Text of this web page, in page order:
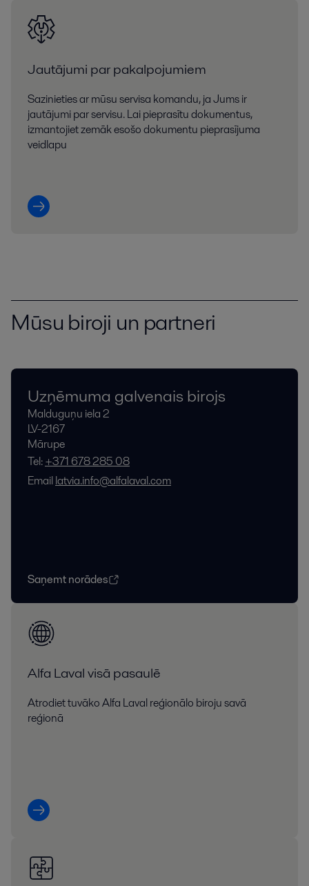
Jautājumi par pakalpojumiem
Sazinieties ar mūsu servisa komandu, ja Jums ir
jautājumi par servisu. Lai pieprasītu dokumentus,
izmantojiet zemāk esošo dokumentu pieprasījuma
veidlapu
Mūsu biroji un partneri
Uzņēmuma galvenais birojs
Malduguņu iela 2
LV-2167
Mārupe
Tel:+371 678 285 08
Emaillatvia.info@alfalaval.com
Saņemt norādes
Alfa Laval visā pasaulē
Atrodiet tuvāko Alfa Laval reģionālo biroju savā
reģionā